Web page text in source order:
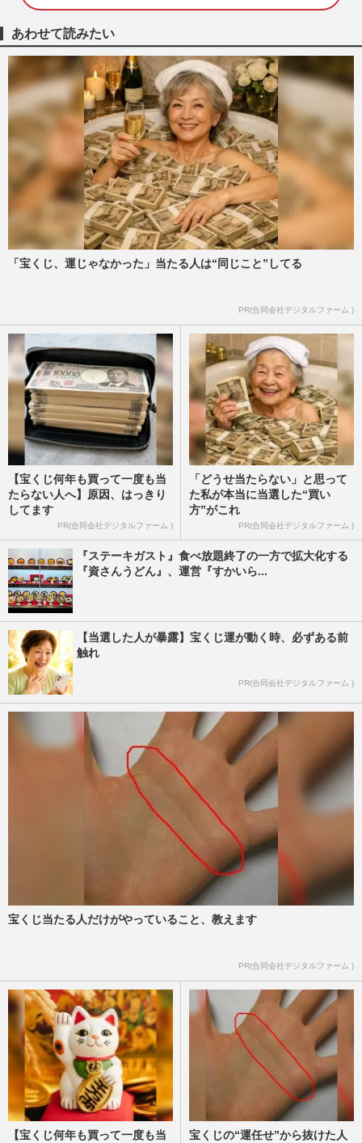
あわせて読みたい
「宝くじ、運じゃなかった」当たる人は“同じこと”してる
PR(合同会社デジタルファーム )
【宝くじ何年も買って一度も当
たらない人へ】原因、はっきり
してます
PR(合同会社デジタルファーム )
「どうせ当たらない」と思って
た私が本当に当選した“買い
方”がこれ
PR(合同会社デジタルファーム )
『ステーキガスト』食べ放題終了の一方で拡大化する
『資さんうどん』、運営『すかいら...
【当選した人が暴露】宝くじ運が動く時、必ずある前
触れ
PR(合同会社デジタルファーム )
宝くじ当たる人だけがやっていること、教えます
PR(合同会社デジタルファーム )
【宝くじ何年も買って一度も当 宝くじの“運任せ”から抜けた人